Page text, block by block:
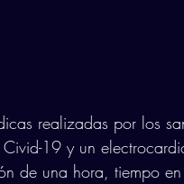
realizadas por los
19 y un
de una hora, tiempo